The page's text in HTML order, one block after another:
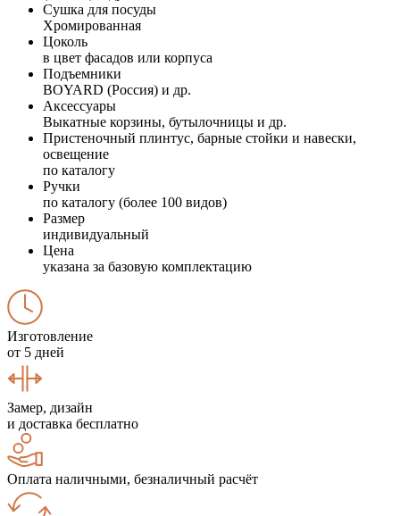
Сушка для посуды
Хромированная
Цоколь
в цвет фасадов или корпуса
Подъемники
BOYARD (Россия) и др.
Аксессуары
Выкатные корзины, бутылочницы и др.
Пристеночный плинтус, барные стойки и навески,
освещение
по каталогу
Ручки
по каталогу (более 100 видов)
Размер
индивидуальный
Цена
указана за базовую комплектацию
Изготовление
от 5 дней
Замер, дизайн
и доставка бесплатно
Оплата наличными, безналичный расчёт